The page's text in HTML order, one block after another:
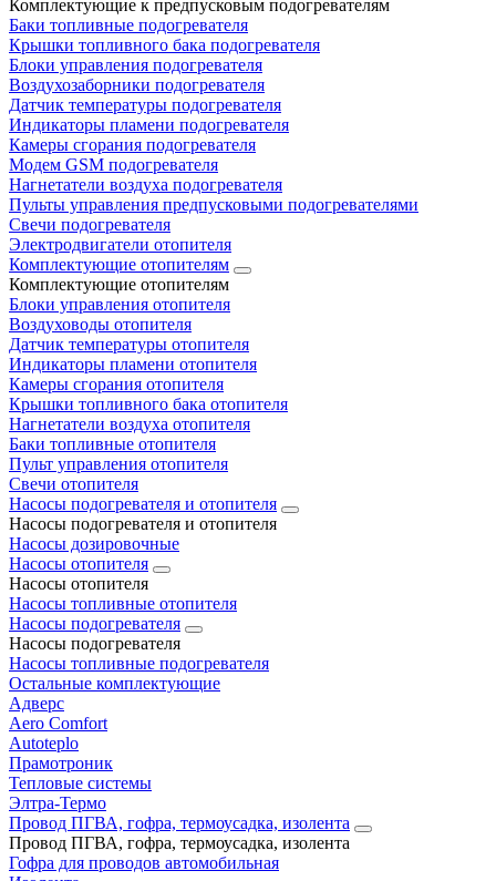
Комплектующие к предпусковым подогревателям
Баки топливные подогревателя
Крышки топливного бака подогревателя
Блоки управления подогревателя
Воздухозаборники подогревателя
Датчик температуры подогревателя
Индикаторы пламени подогревателя
Камеры сгорания подогревателя
Модем GSM подогревателя
Нагнетатели воздуха подогревателя
Пульты управления предпусковыми подогревателями
Свечи подогревателя
Электродвигатели отопителя
Комплектующие отопителям
Комплектующие отопителям
Блоки управления отопителя
Воздуховоды отопителя
Датчик температуры отопителя
Индикаторы пламени отопителя
Камеры сгорания отопителя
Крышки топливного бака отопителя
Нагнетатели воздуха отопителя
Баки топливные отопителя
Пульт управления отопителя
Свечи отопителя
Насосы подогревателя и отопителя
Насосы подогревателя и отопителя
Насосы дозировочные
Насосы отопителя
Насосы отопителя
Насосы топливные отопителя
Насосы подогревателя
Насосы подогревателя
Насосы топливные подогревателя
Остальные комплектующие
Адверс
Aero Comfort
Autoteplo
Прамотроник
Тепловые системы
Элтра-Термо
Провод ПГВА, гофра, термоусадка, изолента
Провод ПГВА, гофра, термоусадка, изолента
Гофра для проводов автомобильная